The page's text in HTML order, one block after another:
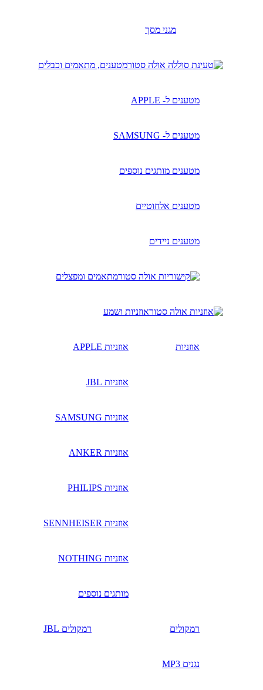
מגני מסך
מטענים, מתאמים וכבלים
מטענים ל- APPLE
מטענים ל- SAMSUNG
מטענים מותגים נוספים
מטענים אלחוטיים
מטענים ניידים
מתאמים ומפצלים
אוזניות ושמע
אוזניות אוזניות APPLE
אוזניות JBL
אוזניות SAMSUNG
אוזניות ANKER
אוזניות PHILIPS
אוזניות SENNHEISER
אוזניות NOTHING
מותגים נוספים
רמקולים רמקולים JBL
נגנים MP3